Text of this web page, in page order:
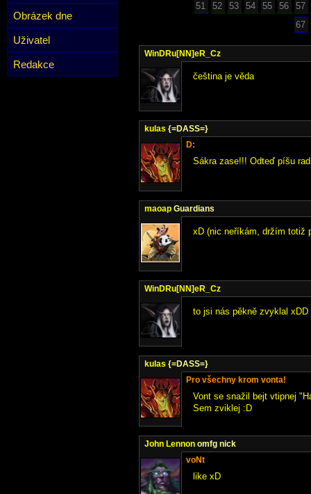
Obrázek dne
Uživatel
Redakce
51
52 53 54 55 56
57
67
WinDRu[NN]eR_Cz
čeština je věda
kulas {=DASS=}
D:
Sákra zase!!! Odteď píšu
maoap Guardians
xD (nic neříkám, držím totiž
WinDRu[NN]eR_Cz
to jsi nás pěkně zvyklal xDD
kulas {=DASS=}
Pro všechny krom vonta!
Vont se snažil bejt vtipnej
Sem zviklej :D
John Lennon omfg nick
voNt
like xD